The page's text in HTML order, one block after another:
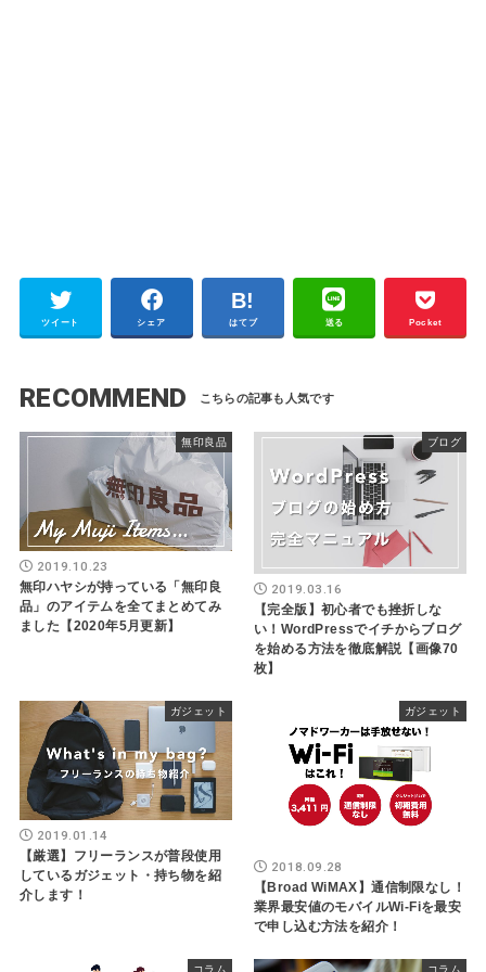
ツイート シェア はてブ 送る Pocket
RECOMMEND
無印良品
2019.10.23
無印ハヤシが持っている「無印良
品」のアイテムを全てまとめてみ
ました【2020年5月更新】
ブログ
2019.03.16
【完全版】初心者でも挫折しな
い！WordPressでイチからブログ
を始める方法を徹底解説【画像70
枚】
ガジェット
2019.01.14
【厳選】フリーランスが普段使用
しているガジェット・持ち物を紹
介します！
ガジェット
2018.09.28
【Broad WiMAX】通信制限なし！
業界最安値のモバイルWi-Fiを最安
で申し込む方法を紹介！
コラム コラム